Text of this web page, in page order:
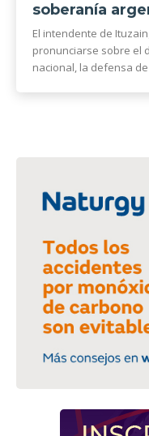
soberanía
El intendente de
pronunciarse sobre el
nacional, la defensa